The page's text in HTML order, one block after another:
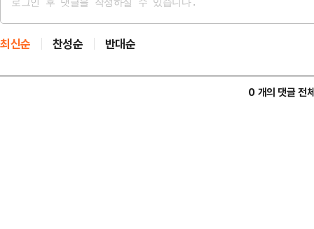
최신순 찬성순 반대순
0 개의 댓글 전